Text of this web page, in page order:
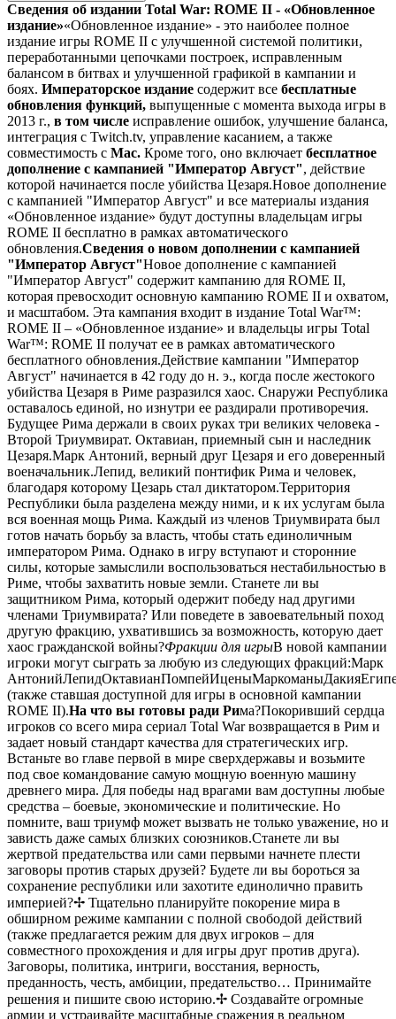
Сведения об издании Total War: ROME II - «Обновленное
издание»«Обновленное издание» - это наиболее полное
издание игры ROME II с улучшенной системой политики,
переработанными цепочками построек, исправленным
балансом в битвах и улучшенной графикой в кампании и
боях. Императорское издание содержит все бесплатные
обновления функций, выпущенные с момента выхода игры в
2013 г., в том числе исправление ошибок, улучшение баланса,
интеграция с Twitch.tv, управление касанием, а также
совместимость с Mac. Кроме того, оно включает бесплатное
дополнение с кампанией "Император Август", действие
которой начинается после убийства Цезаря.​Новое дополнение
с кампанией "Император Август" и все материалы издания
«Обновленное издание» будут доступны владельцам игры
ROME II бесплатно в рамках автоматического
обновления.Сведения о новом дополнении с кампанией
"Император Август"Новое дополнение с кампанией
"Император Август" содержит кампанию для ROME II,
которая превосходит основную кампанию ROME II и охватом,
и масштабом. Эта кампания входит в издание Total War™:
ROME II – «Обновленное издание» и владельцы игры Total
War™: ROME II получат ее в рамках автоматического
бесплатного обновления.Действие кампании "Император
Август" начинается в 42 году до н. э., когда после жестокого
убийства Цезаря в Риме разразился хаос. Снаружи Республика
оставалось единой, но изнутри ее раздирали противоречия.
Будущее Рима держали в своих руках три великих человека -
Второй Триумвират. Октавиан, приемный сын и наследник
Цезаря.Марк Антоний, верный друг Цезаря и его доверенный
военачальник.Лепид, великий понтифик Рима и человек,
благодаря которому Цезарь стал диктатором.Территория
Республики была разделена между ними, и к их услугам была
вся военная мощь Рима. Каждый из членов Триумвирата был
готов начать борьбу за власть, чтобы стать единоличным
императором Рима. Однако в игру вступают и сторонние
силы, которые замыслили воспользоваться нестабильностью в
Риме, чтобы захватить новые земли. Станете ли вы
защитником Рима, который одержит победу над другими
членами Триумвирата? Или поведете в завоевательный поход
другую фракцию, ухватившись за возможность, которую дает
хаос гражданской войны?Фракции для игрыВ новой кампании
игроки могут сыграть за любую из следующих фракций:Марк
(также ставшая доступной для игры в основной кампании
ROME II).На что вы готовы ради Рима?Покоривший сердца
игроков со всего мира сериал Total War возвращается в Рим и
задает новый стандарт качества для стратегических игр.
Встаньте во главе первой в мире сверхдержавы и возьмите
под свое командование самую мощную военную машину
древнего мира. Для победы над врагами вам доступны любые
средства – боевые, экономические и политические. Но
помните, ваш триумф может вызвать не только уважение, но и
зависть даже самых близких союзников.Станете ли вы
жертвой предательства или сами первыми начнете плести
заговоры против старых друзей? Будете ли вы бороться за
сохранение республики или захотите единолично править
империей?✢ Тщательно планируйте покорение мира в
обширном режиме кампании с полной свободой действий
(также предлагается режим для двух игроков – для
совместного прохождения и для игры друг против друга).
Заговоры, политика, интриги, восстания, верность,
преданность, честь, амбиции, предательство… Принимайте
решения и пишите свою историю.✢ Создавайте огромные
армии и устраивайте масштабные сражения в реальном